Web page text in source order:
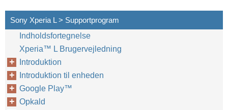
Sony Xperia L > Supportprogram
Indholdsfortegnelse
Xperia™‎ L Brugervejledning
Introduktion
Introduktion til enheden
Google Play™‎
Opkald